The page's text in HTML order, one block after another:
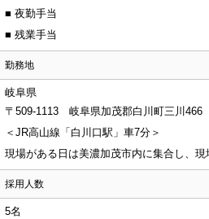
■ 夜勤手当
■ 残業手当
勤務地
岐阜県
〒509-1113 岐阜県加茂郡白川町三川466
＜JR高山線「白川口駅」車7分＞
現場がある日は美濃加茂市内に集合し、現
採用人数
5名